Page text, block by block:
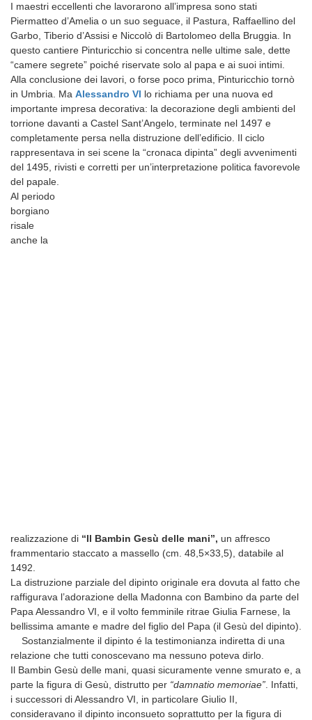
I maestri eccellenti che lavorarono all’impresa sono stati
Piermatteo d’Amelia o un suo seguace, il Pastura, Raffaellino del
Garbo, Tiberio d’Assisi e Niccolò di Bartolomeo della Bruggia. In
questo cantiere Pinturicchio si concentra nelle ultime sale, dette
“camere segrete” poiché riservate solo al papa e ai suoi intimi.
Alla conclusione dei lavori, o forse poco prima, Pinturicchio tornò
in Umbria. Ma Alessandro Vl lo richiama per una nuova ed
importante impresa decorativa: la decorazione degli ambienti del
torrione davanti a Castel Sant’Angelo, terminate nel 1497 e
completamente persa nella distruzione dell’edificio. Il ciclo
rappresentava in sei scene la “cronaca dipinta” degli avvenimenti
del 1495, rivisti e corretti per un’interpretazione politica favorevole
del papale.
Al periodo
borgiano
risale
anche la
realizzazione di “Il Bambin Gesù delle mani”, un affresco
frammentario staccato a massello (cm. 48,5×33,5), databile al
1492.
La distruzione parziale del dipinto originale era dovuta al fatto che
raffigurava l’adorazione della Madonna con Bambino da parte del
Papa Alessandro VI, e il volto femminile ritrae Giulia Farnese, la
bellissima amante e madre del figlio del Papa (il Gesù del dipinto).
Sostanzialmente il dipinto é la testimonianza indiretta di una
relazione che tutti conoscevano ma nessuno poteva dirlo.
Il Bambin Gesù delle mani, quasi sicuramente venne smurato e, a
parte la figura di Gesù, distrutto per “damnatio memoriae”. Infatti,
i successori di Alessandro VI, in particolare Giulio II,
consideravano il dipinto inconsueto soprattutto per la figura di